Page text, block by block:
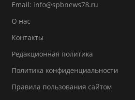
Email: info@spbnews78.ru
О нас
Контакты
Редакционная политика
Политика конфиденциальности
Правила пользования сайтом